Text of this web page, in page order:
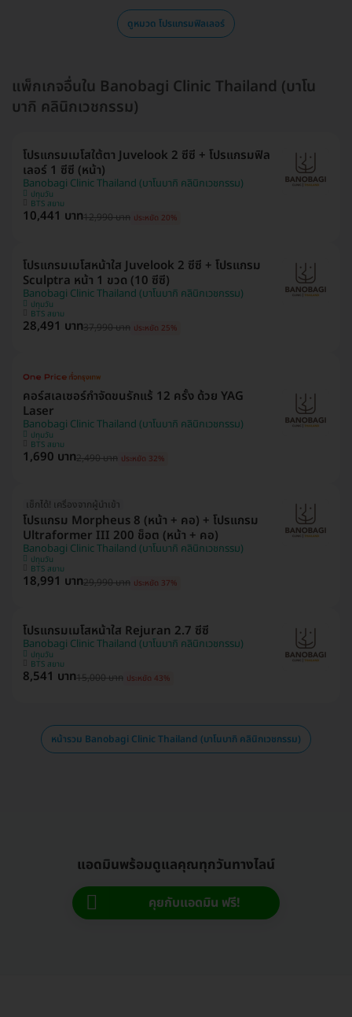
ดูหมวด โปรแกรมฟิลเลอร์
แพ็กเกจอื่นใน Banobagi Clinic Thailand (บาโน
บากิ คลินิกเวชกรรม)
โปรแกรมเมโสใต้ตา Juvelook 2 ซีซี + โปรแกรมฟิล
เลอร์ 1 ซีซี (หน้า)
Banobagi Clinic Thailand (บาโนบากิ คลินิกเวชกรรม)
ปทุมวัน
BTS สยาม
10,441 บาท12,990 บาท ประหยัด 20%
โปรแกรมเมโสหน้าใส Juvelook 2 ซีซี + โปรแกรม
Sculptra หน้า 1 ขวด (10 ซีซี)
Banobagi Clinic Thailand (บาโนบากิ คลินิกเวชกรรม)
ปทุมวัน
BTS สยาม
28,491 บาท37,990 บาท ประหยัด 25%
คอร์สเลเซอร์กำจัดขนรักแร้ 12 ครั้ง ด้วย YAG
Laser
Banobagi Clinic Thailand (บาโนบากิ คลินิกเวชกรรม)
ปทุมวัน
BTS สยาม
1,690 บาท2,490 บาท ประหยัด 32%
เช็กได้! เครื่องจากผู้นำเข้า
โปรแกรม Morpheus 8 (หน้า + คอ) + โปรแกรม
Ultraformer III 200 ช็อต (หน้า + คอ)
Banobagi Clinic Thailand (บาโนบากิ คลินิกเวชกรรม)
ปทุมวัน
BTS สยาม
18,991 บาท29,990 บาท ประหยัด 37%
โปรแกรมเมโสหน้าใส Rejuran 2.7 ซีซี
Banobagi Clinic Thailand (บาโนบากิ คลินิกเวชกรรม)
ปทุมวัน
BTS สยาม
8,541 บาท15,000 บาท ประหยัด 43%
หน้ารวม Banobagi Clinic Thailand (บาโนบากิ คลินิกเวชกรรม)
แอดมินพร้อมดูแลคุณทุกวันทางไลน์
คุยกับแอดมิน ฟรี!